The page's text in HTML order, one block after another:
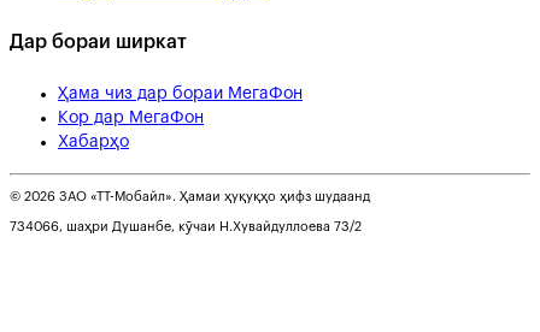
Дар бораи ширкат
Ҳама чиз дар бораи МегаФон
Кор дар МегаФон
Хабарҳо
© 2026 ЗАО «ТТ-Мобайл». Ҳамаи ҳуқуқҳо ҳифз шудаанд
734066, шаҳри Душанбе, кӯчаи Н.Хувайдуллоева 73/2